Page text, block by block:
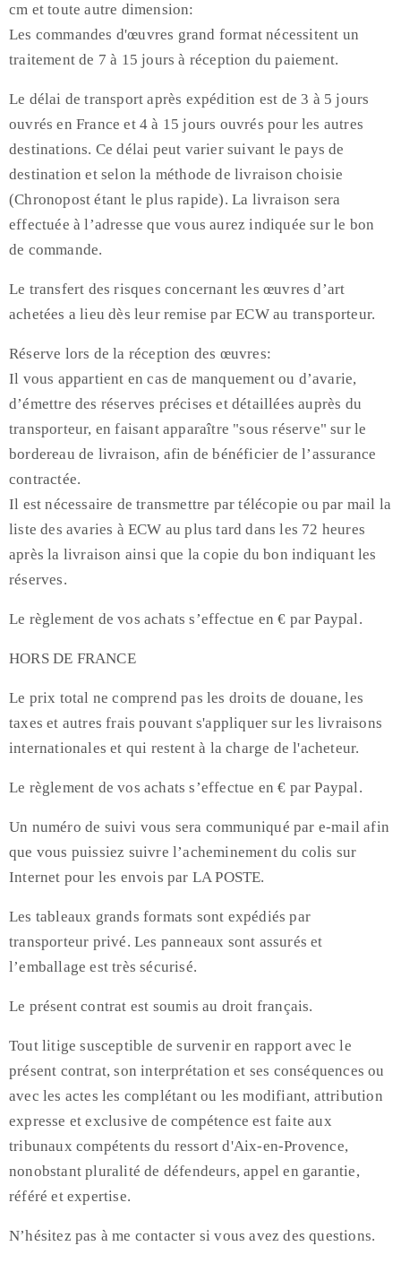
cm et toute autre dimension:
Les commandes d'œuvres grand format nécessitent un
traitement de 7 à 15 jours à réception du paiement.
Le délai de transport après expédition est de 3 à 5 jours
ouvrés en France et 4 à 15 jours ouvrés pour les autres
destinations. Ce délai peut varier suivant le pays de
destination et selon la méthode de livraison choisie
(Chronopost étant le plus rapide). La livraison sera
effectuée à l’adresse que vous aurez indiquée sur le bon
de commande.
Le transfert des risques concernant les œuvres d’art
achetées a lieu dès leur remise par ECW au transporteur.
Réserve lors de la réception des œuvres:
Il vous appartient en cas de manquement ou d’avarie,
d’émettre des réserves précises et détaillées auprès du
transporteur, en faisant apparaître "sous réserve" sur le
bordereau de livraison, afin de bénéficier de l’assurance
contractée.
Il est nécessaire de transmettre par télécopie ou par mail la
liste des avaries à ECW au plus tard dans les 72 heures
après la livraison ainsi que la copie du bon indiquant les
réserves.
Le règlement de vos achats s’effectue en € par Paypal.
HORS DE FRANCE
Le prix total ne comprend pas les droits de douane, les
taxes et autres frais pouvant s'appliquer sur les livraisons
internationales et qui restent à la charge de l'acheteur.
Le règlement de vos achats s’effectue en € par Paypal.
Un numéro de suivi vous sera communiqué par e-mail afin
que vous puissiez suivre l’acheminement du colis sur
Internet pour les envois par LA POSTE.
Les tableaux grands formats sont expédiés par
transporteur privé. Les panneaux sont assurés et
l’emballage est très sécurisé.
Le présent contrat est soumis au droit français.
Tout litige susceptible de survenir en rapport avec le
présent contrat, son interprétation et ses conséquences ou
avec les actes les complétant ou les modifiant, attribution
expresse et exclusive de compétence est faite aux
tribunaux compétents du ressort d'Aix-en-Provence,
nonobstant pluralité de défendeurs, appel en garantie,
référé et expertise.
N’hésitez pas à me contacter si vous avez des questions.